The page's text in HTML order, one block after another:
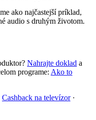
ako najčastejší príklad,
audio s druhým životom.
Nahrajte doklad a
programe: Ako to
Cashback na televízor·